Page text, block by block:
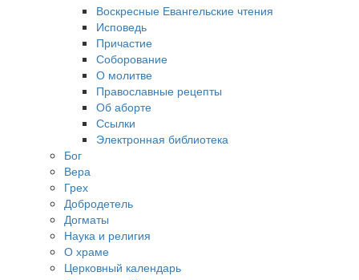
Воскресные Евангельские чтения
Исповедь
Причастие
Соборование
О молитве
Православные рецепты
Об аборте
Ссылки
Электронная библиотека
Бог
Вера
Грех
Добродетель
Догматы
Наука и религия
О храме
Церковный календарь